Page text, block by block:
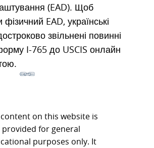
(EAD). Щоб
EAD, українські
звільнені повинні
I-765 до USCIS онлайн
on this website is
provided for general
purposes only. It